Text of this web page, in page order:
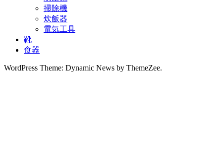
掃除機
炊飯器
電気工具
靴
食器
WordPress Theme: Dynamic News by ThemeZee.